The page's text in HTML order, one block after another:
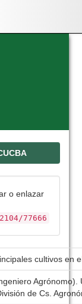
o enlazar
77666
cultivos en
Agrónomo).
de Cs.